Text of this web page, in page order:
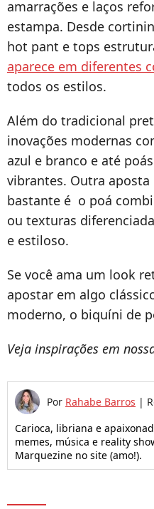
amarrações e laços
estampa. Desde
hot pant e tops
aparece em diferentes
todos os estilos.
Além do tradicional
inovações modernas
azul e branco e até
vibrantes. Outra
bastante é o poá
ou texturas
e estiloso.
Se você ama um look
apostar em algo
moderno, o biquíni de
Veja inspirações em
Por Rahabe Barros |
Carioca, libriana e
memes, música e reality
Marquezine no site (amo!).